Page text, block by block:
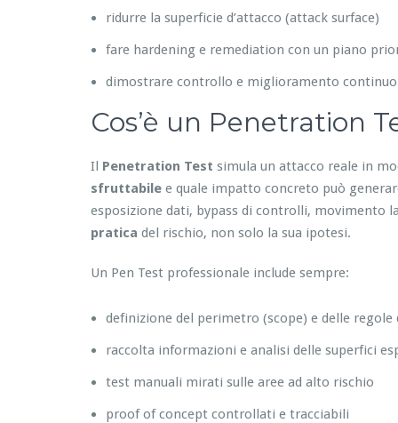
ridurre la superficie d’attacco (attack surface)
fare hardening e remediation con un piano
dimostrare controllo e miglioramento
Cos’è un Penetration
Il Penetration Test simula un attacco reale in
sfruttabile e quale impatto concreto può
esposizione dati, bypass di controlli, movimento
pratica del rischio, non solo la sua ipotesi.
Un Pen Test professionale include sempre:
definizione del perimetro (scope) e delle regole
raccolta informazioni e analisi delle superfici
test manuali mirati sulle aree ad alto rischio
proof of concept controllati e tracciabili